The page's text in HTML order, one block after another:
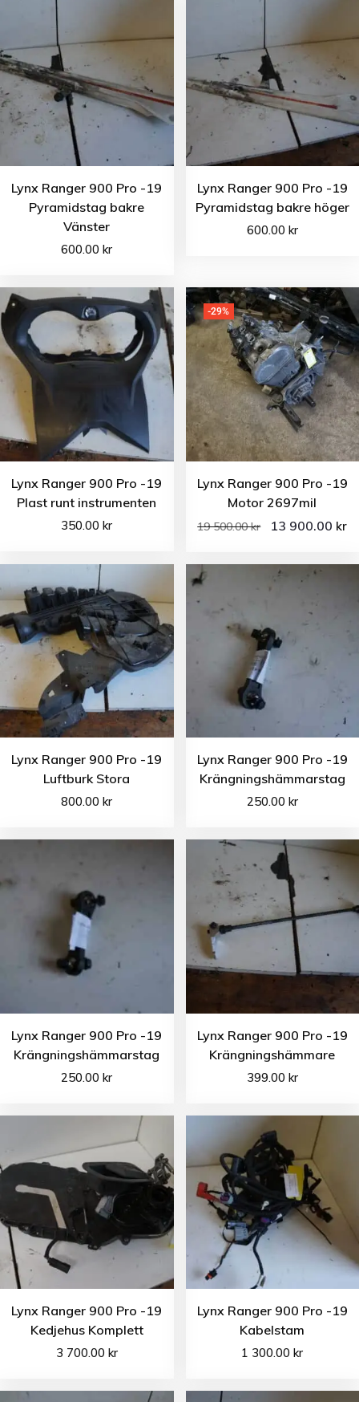
Lynx Ranger 900 Pro -19
Pyramidstag bakre
Vänster
600.00kr
Lynx Ranger 900 Pro -19
Pyramidstag bakre höger
600.00 kr
Lynx Ranger 900 Pro -19
Plast runt instrumenten
350.00kr
-29%
Lynx Ranger 900 Pro -19
Motor 2697mil
19 500.00kr 13 900.00 kr
Lynx Ranger 900 Pro -19
Luftburk Stora
800.00kr
Lynx Ranger 900 Pro -19
Krängningshämmarstag
250.00 kr
Lynx Ranger 900 Pro -19
Krängningshämmarstag
250.00kr
Lynx Ranger 900 Pro -19
Krängningshämmare
399.00 kr
Lynx Ranger 900 Pro -19
Kedjehus Komplett
3 700.00 kr
Lynx Ranger 900 Pro -19
Kabelstam
1 300.00kr